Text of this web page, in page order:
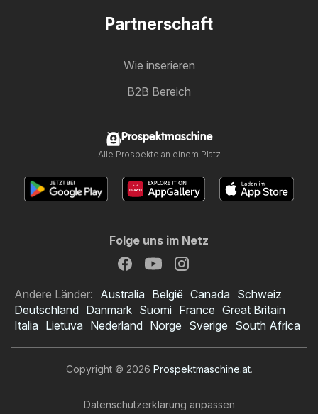
Partnerschaft
Wie inserieren
B2B Bereich
Prospektmaschine
Alle Prospekte an einem Platz
Folge uns im Netz
Andere Länder: Australia België Canada Schweiz
Deutschland Danmark Suomi France Great Britain
Italia Lietuva Nederland Norge Sverige South Africa
Copyright © 2026 Prospektmaschine.at.
Datenschutzerklärung anpassen